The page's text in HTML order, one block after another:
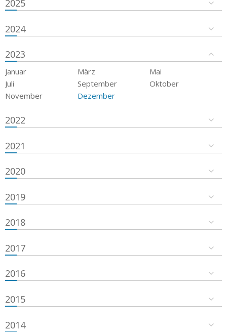
2025
2024
2023
Januar März
Mai
Juli
September
Oktober
November
Dezember
2022
2021
2020
2019
2018
2017
2016
2015
2014